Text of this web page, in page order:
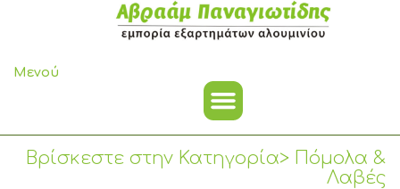
Μενού
Βρίσκεστε στην Κατηγορία> Πόμολα &
Λαβές